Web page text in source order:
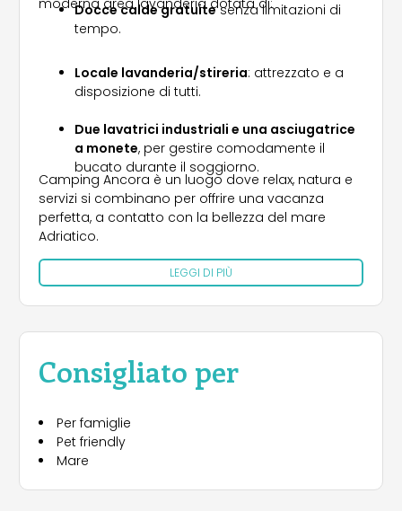
Docce calde gratuitesenza limitazioni di
tempo.
Locale lavanderia/stireria: attrezzato e a
disposizione di tutti.
Due lavatrici industriali e una asciugatrice
a monete, per gestire comodamente il
bucato durante il soggiorno.
Camping Ancora è un luogo dove relax, natura e
servizi si combinano per offrire una vacanza
perfetta, a contatto con la bellezza del mare
Adriatico.
LEGGI DI PIÙ
Consigliato per
Per famiglie
Pet friendly
Mare